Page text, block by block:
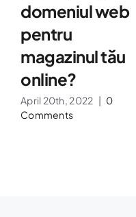
domeniul web
pentru
magazinul tău
online?
April 20th, 2022 | 0
Comments